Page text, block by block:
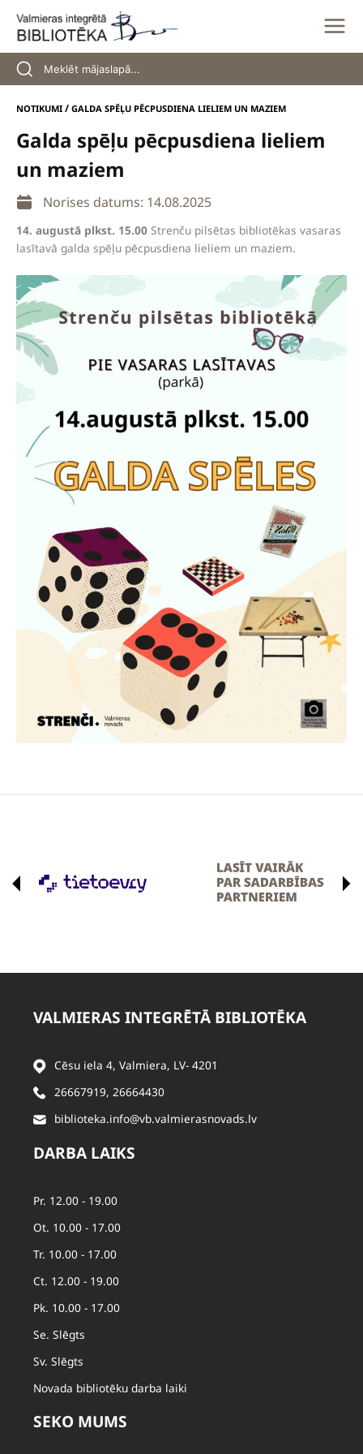
content
NOTIKUMI / GALDA SPĒĻU PĒCPUSDIENA LIELIEM UN MAZIEM
Galda spēļu pēcpusdiena lieliem
un maziem
Norises datums: 14.08.2025
14. augustā plkst. 15.00 Strenču pilsētas bibliotēkas vasaras
lasītavā galda spēļu pēcpusdiena lieliem un maziem.
VALMIERAS INTEGRĒTĀ BIBLIOTĒKA
Cēsu iela 4, Valmiera, LV- 4201
26667919, 26664430
biblioteka.info@vb.valmierasnovads.lv
DARBA LAIKS
Pr. 12.00 - 19.00
Ot. 10.00 - 17.00
Tr. 10.00 - 17.00
Ct. 12.00 - 19.00
Pk. 10.00 - 17.00
Se. Slēgts
Sv. Slēgts
Novada bibliotēku darba laiki
SEKO MUMS